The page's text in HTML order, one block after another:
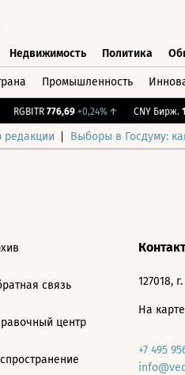
Недвижимость Политика
Промышленность
RGBITR 776,69 +0,24%↑ CNY Бирж.
редакции Выборы в Госдуму:
связь
центр
127018,
На карте
+7 495